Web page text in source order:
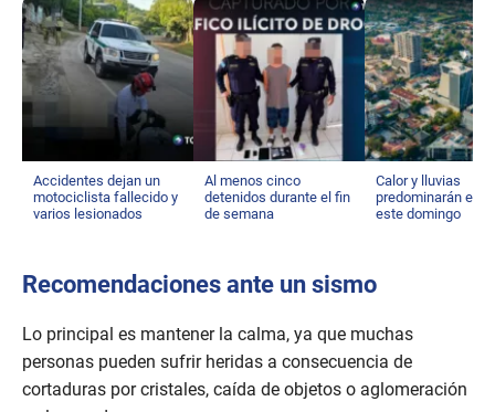
Accidentes dejan un
motociclista fallecido y
varios lesionados
Al menos cinco
detenidos durante el fin
de semana
Calor y lluvias
predominarán el
este domingo
Recomendaciones ante un sismo
Lo principal es mantener la calma, ya que muchas
personas pueden sufrir heridas a consecuencia de
cortaduras por cristales, caída de objetos o aglomeración